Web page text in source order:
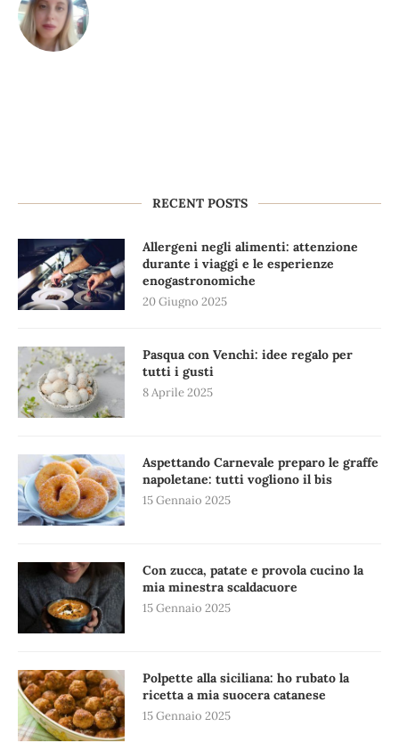
RECENT POSTS
Allergeni negli alimenti: attenzione
durante i viaggi e le esperienze
enogastronomiche
20 Giugno 2025
Pasqua con Venchi: idee regalo per
tutti i gusti
8 Aprile 2025
Aspettando Carnevale preparo le graffe
napoletane: tutti vogliono il bis
15 Gennaio 2025
Con zucca, patate e provola cucino la
mia minestra scaldacuore
15 Gennaio 2025
Polpette alla siciliana: ho rubato la
ricetta a mia suocera catanese
15 Gennaio 2025